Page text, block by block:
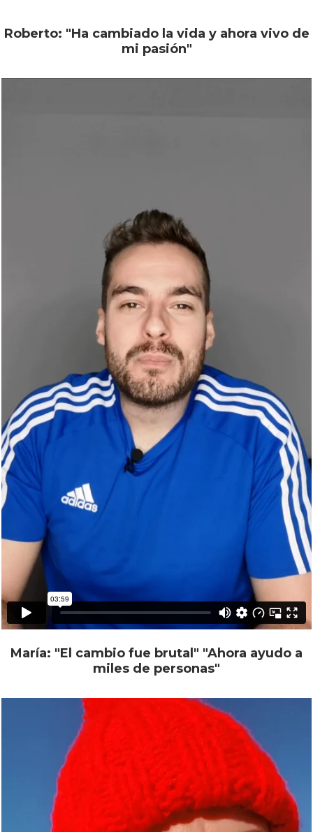
Roberto: "Ha cambiado la vida y ahora vivo de
mi pasión"
María: "El cambio fue brutal" "Ahora ayudo a
miles de personas"